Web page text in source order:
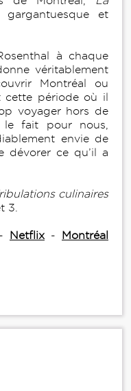
et
à chaque
véritablement
Montréal ou
cette période où il
voyager hors de
le fait pour nous,
envie de
dévorer ce qu’il a
culinaires
3.
Netflix - Montréal